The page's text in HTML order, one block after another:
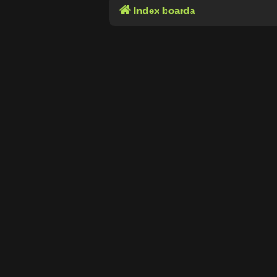
Index boarda